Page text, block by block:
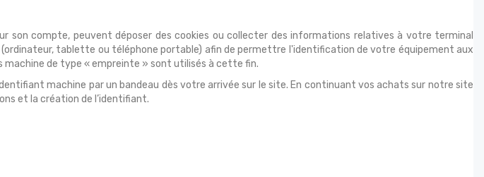
son compte, peuvent déposer des cookies ou collecter des informations relatives à votre terminal
tablette ou téléphone portable) afin de permettre l'identification de votre équipement aux
machine de type « empreinte » sont utilisés à cette fin.
machine par un bandeau dès votre arrivée sur le site. En continuant vos achats sur notre site
et la création de l’identifiant.